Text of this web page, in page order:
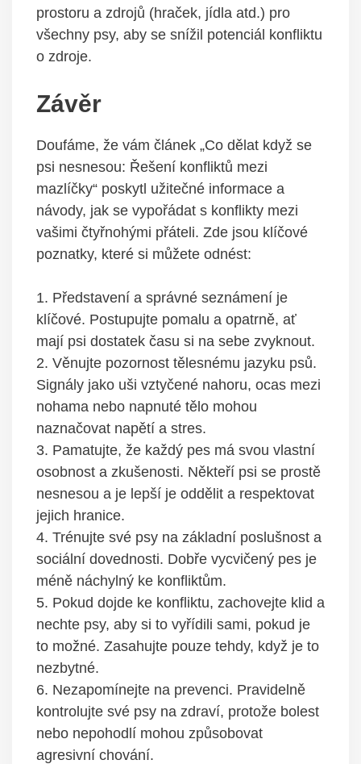
prostoru a zdrojů (hraček, jídla⁤ atd.) ⁤pro
všechny psy, aby se snížil potenciál ‍konfliktu
o zdroje.
Závěr
Doufáme, že vám⁣ článek „Co dělat když se
psi nesnesou: Řešení konfliktů mezi
mazlíčky“ poskytl užitečné informace a
návody, jak se vypořádat s konflikty mezi
vašimi​ čtyřnohými přáteli. Zde jsou klíčové
poznatky, které si můžete ⁢odnést:
1. Představení a správné seznámení je
klíčové. Postupujte pomalu a ⁣opatrně, ať
mají psi dostatek času si na sebe zvyknout.
2. Věnujte pozornost tělesnému ​jazyku ‌psů.
Signály jako uši vztyčené nahoru, ‍ocas mezi
nohama nebo napnuté tělo mohou
naznačovat ⁤napětí a stres.
3. Pamatujte, že každý pes má svou vlastní
osobnost a zkušenosti. Někteří psi se prostě
nesnesou​ a je lepší je oddělit a respektovat
jejich⁢ hranice.
4. ⁤Trénujte své psy⁣ na ​základní poslušnost a
sociální dovednosti. Dobře vycvičený pes je
méně náchylný‍ ke konfliktům.
5. Pokud dojde ke​ konfliktu, zachovejte klid a
nechte ‍psy, aby si to vyřídili‍ sami, pokud je
to možné. Zasahujte ‌pouze tehdy, když je to
nezbytné.
6.‍ Nezapomínejte na‍ prevenci. Pravidelně
kontrolujte své psy na zdraví, protože bolest ​
nebo nepohodlí mohou způsobovat
agresivní chování.